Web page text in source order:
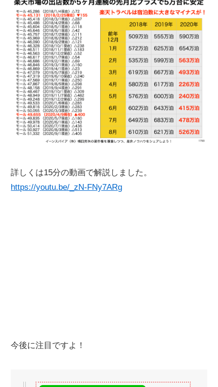
詳しくは15分の動画で解説しました。
https://youtu.be/_zN-FNy7ARg
今後に注目ですよ！